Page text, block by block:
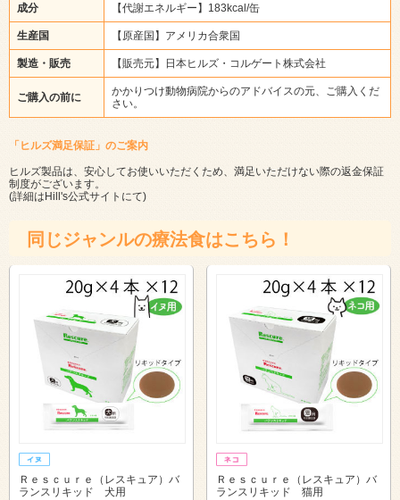
成分 【代謝エネルギー】183kcal/缶
生産国 【原産国】アメリカ合衆国
製造・販売 【販売元】日本ヒルズ・コルゲート株式会社
ご購入の前に
かかりつけ動物病院からのアドバイスの元、ご購入くだ
さい。
「ヒルズ満足保証」のご案内
ヒルズ製品は、安心してお使いいただくため、満足いただけない際の返金保証
制度がございます。
(詳細はHill's公式サイト にて)
同じジャンルの療法食はこちら！
Ｒｅｓｃｕｒｅ（レスキュア）バ
ランスリキッド 犬用
Ｒｅｓｃｕｒｅ（レスキュア）バ
ランスリキッド 猫用